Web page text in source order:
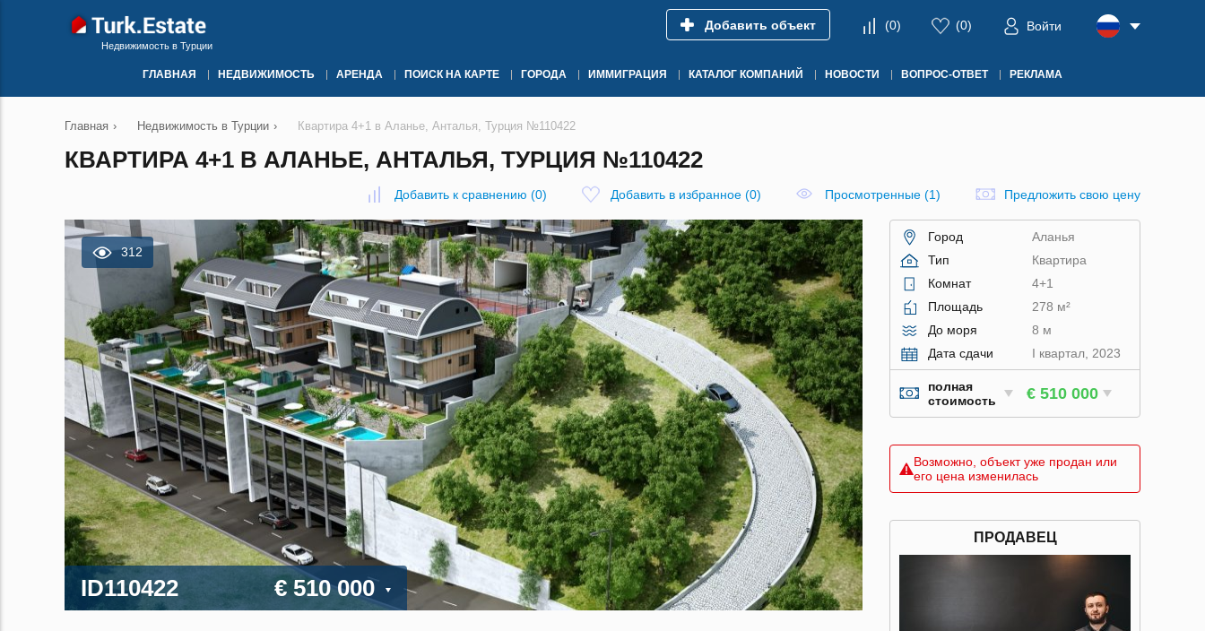
Недвижимость в Турции
Добавить объект (0) (0) Войти
ГЛАВНАЯ НЕДВИЖИМОСТЬ АРЕНДА ПОИСК НА КАРТЕ ГОРОДА ИММИГРАЦИЯ КАТАЛОГ КОМПАНИЙ НОВОСТИ ВОПРОС-ОТВЕТ РЕКЛАМА
Главная › Недвижимость в Турции › Квартира 4+1 в Аланье, Анталья, Турция №110422
КВАРТИРА 4+1 В АЛАНЬЕ, АНТАЛЬЯ, ТУРЦИЯ №110422
Добавить к сравнению (0) Добавить в избранное (0) Просмотренные (1) Предложить свою цену
312
ID110422 € 510 000
Город
Аланья
Тип
Квартира
Комнат
4+1
Площадь
278 м²
До моря
8 м
Дата сдачи
I квартал, 2023
полная
стоимость
€ 510 000
Возможно, объект уже продан или
его цена изменилась
ПРОДАВЕЦ